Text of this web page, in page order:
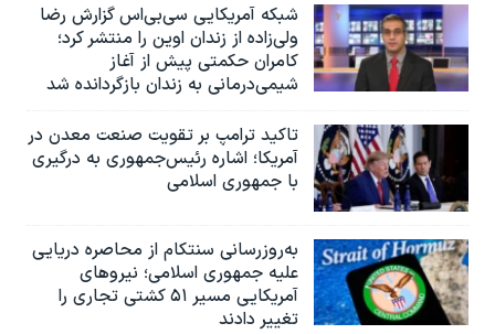
صفحه‌های ویژه
سفر پرزیدنت ترامپ به چین
شبکه آمریکایی سی‌بی‌‌اس گزارش رضا
ولی‌زاده از زندان اوین را منتشر کرد؛
کامران حکمتی پیش از آغاز
شیمی‌درمانی به زندان بازگردانده شد
تاکید ترامپ بر تقویت صنعت معدن در
آمریکا؛ اشاره رئیس‌جمهوری به درگیری
با جمهوری اسلامی
به‌روزرسانی سنتکام از محاصره دریایی
علیه جمهوری اسلامی؛ نیروهای
آمریکایی مسیر ۵۱ کشتی تجاری را
تغییر دادند